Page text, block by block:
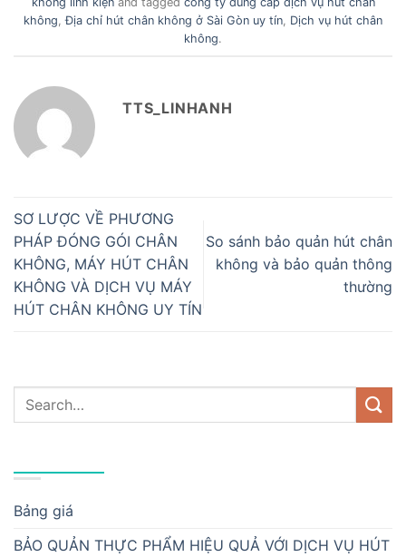
không,Địa chỉ hút chân không ở Sài Gòn uy tín, Dịch vụ hút chân
không.
TTS_LINHANH
SƠ LƯỢC VỀ PHƯƠNG
PHÁP ĐÓNG GÓI CHÂN
KHÔNG, MÁY HÚT CHÂN
KHÔNG VÀ DỊCH VỤ MÁY
HÚT CHÂN KHÔNG UY TÍN
So sánh bảo quản hút chân
không và bảo quản thông
thường
Bảng giá
BẢO QUẢN THỰC PHẨM HIỆU QUẢ VỚI DỊCH VỤ HÚT